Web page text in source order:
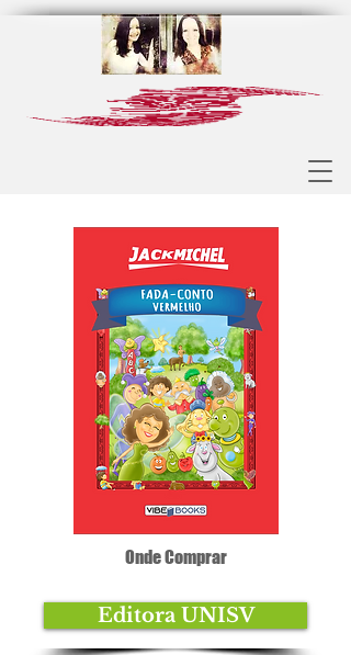
Onde Comprar
Editora UNISV